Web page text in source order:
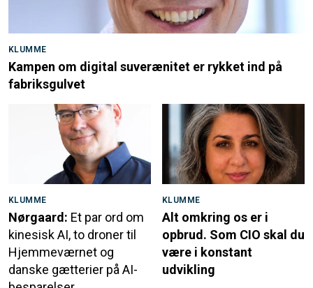
KLUMME
Kampen om digital suverænitet er rykket ind på
fabriksgulvet
KLUMME
Nørgaard: Et par ord om
kinesisk AI, to droner til
Hjemmeværnet og
danske gætterier på AI-
KLUMME
Alt omkring os er i
opbrud. Som CIO skal du
være i konstant
udvikling